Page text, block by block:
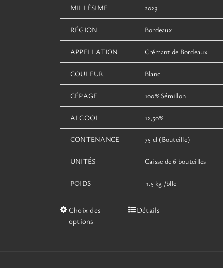
MILLÉSIME 2023
RÉGION Bordeaux
APPELLATION Crémant de Bordeaux
COULEUR Blanc
CÉPAGE 100% Sémillon
ALCOOL 12,50%
CONTENANCE 75 cl (Bouteille)
UNITÉS Caisse de 6 bouteilles
POIDS 1.5 kg /blle
Choix des
options
CeDétails